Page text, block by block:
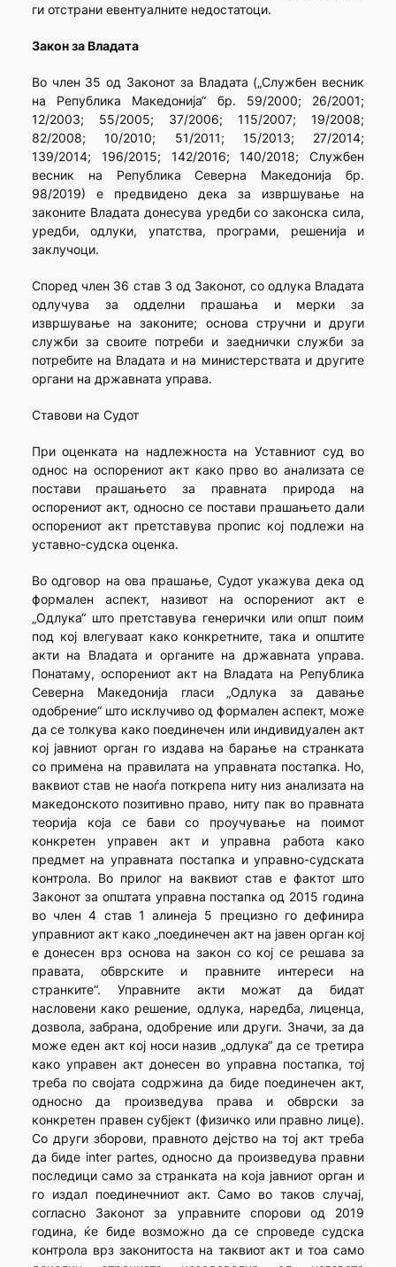
ги отстрани евентуалните недостатоци.
Закон за Владата
Во член 35 од Законот за Владата („Службен весник
на Република Македонија“ бр. 59/2000; 26/2001;
12/2003; 55/2005; 37/2006; 115/2007; 19/2008;
82/2008; 10/2010; 51/2011; 15/2013; 27/2014;
139/2014; 196/2015; 142/2016; 140/2018; Службен
весник на Република Северна Македонија бр.
98/2019) е предвидено дека за извршување на
законите Владата донесува уредби со законска сила,
уредби, одлуки, упатства, програми, решенија и
заклучоци.
Според член 36 став 3 од Законот, сo одлука Владата
одлучува за одделни прашања и мерки за
извршување на законите; основа стручни и други
служби за своите потреби и заеднички служби за
потребите на Владата и на министерствата и другите
органи на државната управа.
Ставови на Судот
При оценката на надлежноста на Уставниот суд во
однос на оспорениот акт како прво во анализата се
постави прашањето за правната природа на
оспорениот акт, односно се постави прашањето дали
оспорениот акт претставува пропис кој подлежи на
уставно-судска оценка.
Во одговор на ова прашање, Судот укажува дека од
формален аспект, називот на оспорениот акт е
„Одлука“ што претставува генерички или општ поим
под кој влегуваат како конкретните, така и општите
акти на Владата и органите на државната управа.
Понатаму, оспорениот акт на Владата на Република
Северна Македонија гласи „Одлука за давање
одобрение“ што исклучиво од формален аспект, може
да се толкува како поединечен или индивидуален акт
кој јавниот орган го издава на барање на странката
со примена на правилата на управната постапка. Но,
ваквиот став не наоѓа поткрепа ниту низ анализата на
македонското позитивно право, ниту пак во правната
теорија која се бави со проучување на поимот
конкретен управен акт и управна работа како
предмет на управната постапка и управно-судската
контрола. Во прилог на ваквиот став е фактот што
Законот за општата управна постапка од 2015 година
во член 4 став 1 алинеја 5 прецизно го дефинира
управниот акт како „поединечен акт на јавен орган кој
е донесен врз основа на закон со кој се решава за
правата, обврските и правните интереси на
странките“. Управните акти можат да бидат
насловени како решение, одлука, наредба, лиценца,
дозвола, забрана, одобрение или други. Значи, за да
може еден акт кој носи назив „одлукa“ да се третира
како управен акт донесен во управна постапка, тој
треба по својата содржина да биде поединечен акт,
односно да произведува права и обврски за
конкретен правен субјект (физичко или правно лице).
Со други зборови, правното дејство на тој акт треба
да биде inter partes, односно да произведува правни
последици само за странката на која јавниот орган и
го издал поединечниот акт. Само во таков случај,
согласно Законот за управните спорови од 2019
година, ќе биде возможно да се спроведе судска
контрола врз законитоста на таквиот акт и тоа само